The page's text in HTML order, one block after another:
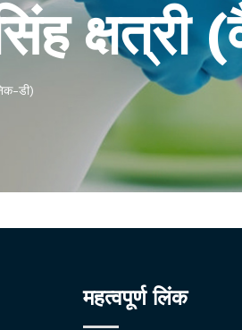
क्षत्री
डी)
महत्वपूर्ण लिंक